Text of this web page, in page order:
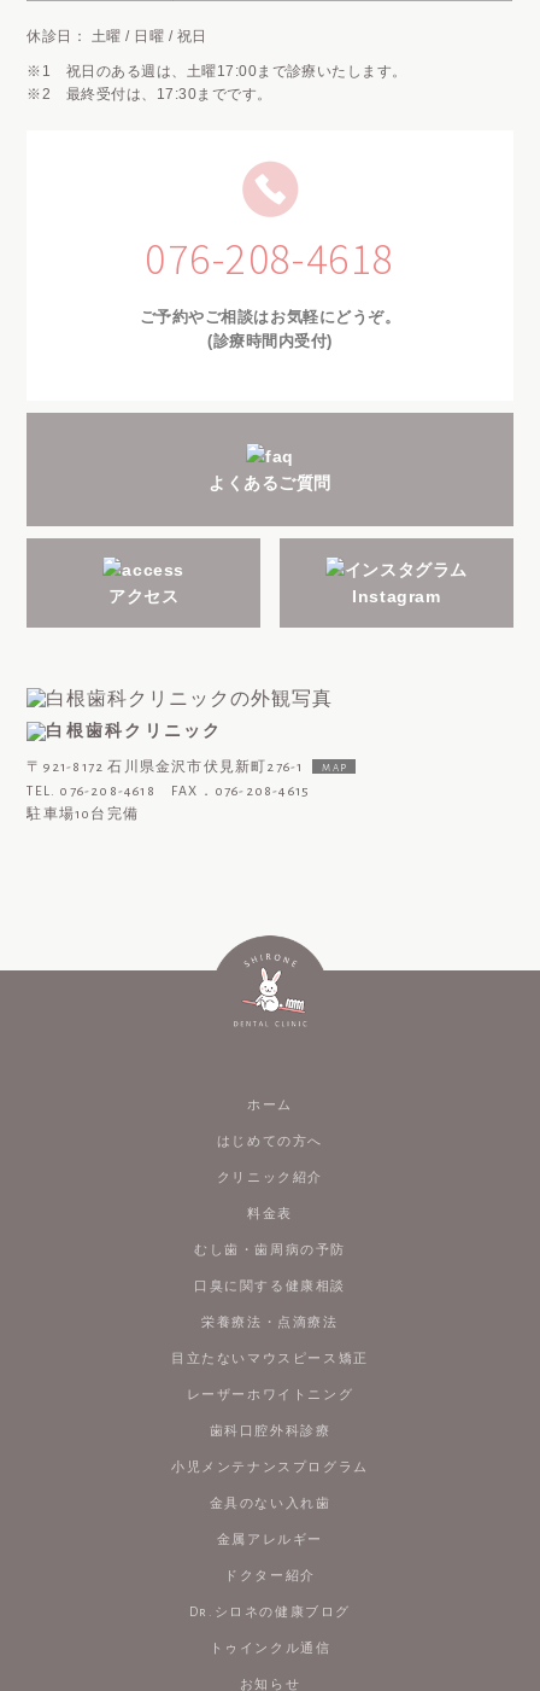
休診日： 土曜 / 日曜 / 祝日
※1 祝日のある週は、土曜17:00まで診療いたします。
※2 最終受付は、17:30までです。
076-208-4618
ご予約やご相談はお気軽にどうぞ。
(診療時間内受付)
よくあるご質問
アクセス Instagram
〒921-8172 石川県金沢市伏見新町276-1 MAP
TEL. 076-208-4618 FAX．076-208-4615
駐車場10台完備
ホーム
はじめての方へ
クリニック紹介
料金表
むし歯・歯周病の予防
口臭に関する健康相談
栄養療法・点滴療法
目立たないマウスピース矯正
レーザーホワイトニング
歯科口腔外科診療
小児メンテナンスプログラム
金具のない入れ歯
金属アレルギー
ドクター紹介
Dr.シロネの健康ブログ
トゥインクル通信
お知らせ